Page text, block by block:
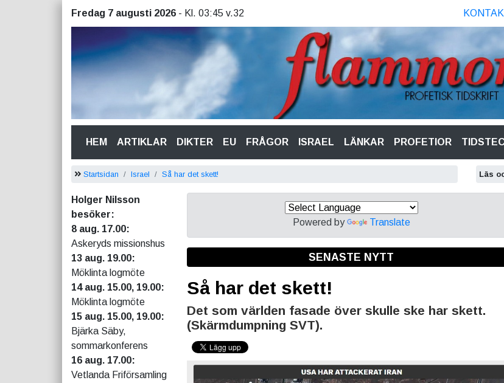
Fredag 7 augusti 2026 - Kl. 03:45 v.32
HEM(CURRENT)
ARTIKLAR DIKTER EU FRÅGOR ISRAEL LÄNKAR PROFETIOR
Startsidan Israel Så har det skett! Läs
Holger Nilsson
besöker:
8 aug. 17.00:
Askeryds missionshus
13 aug. 19.00:
Möklinta logmöte
14 aug. 15.00, 19.00:
Möklinta logmöte
15 aug. 15.00, 19.00:
Bjärka Säby,
sommarkonferens
16 aug. 17.00:
Vetlanda Friförsamling
Powered by Translate
SENASTE NYTT
Så har det skett!
Det som världen fasade över skulle ske har skett.
(Skärmdumpning SVT).